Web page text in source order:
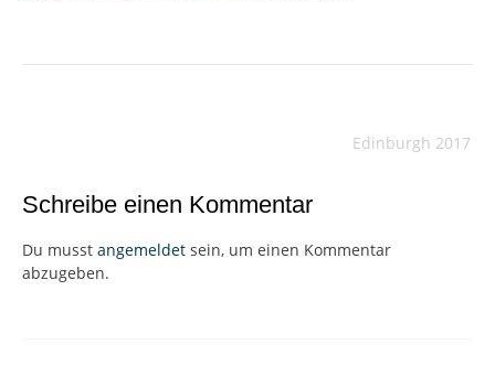
Edinburgh 2017
Schreibe einen Kommentar
Du musst angemeldet sein, um einen Kommentar
abzugeben.